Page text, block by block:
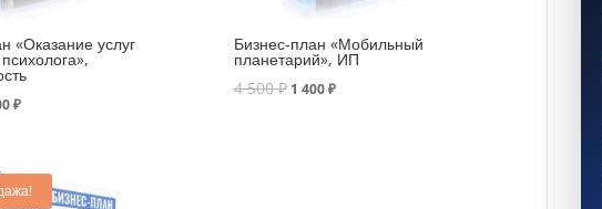
«Оказание услуг
₽
Бизнес-план «Мобильный
планетарий», ИП
4 500₽ 1 400₽